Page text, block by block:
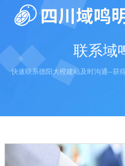
联系域
快速联系德阳大橙建站及时沟通--获